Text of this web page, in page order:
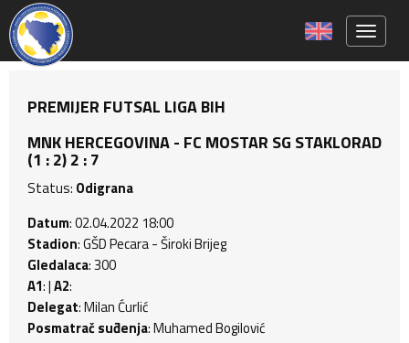
PREMIJER FUTSAL LIGA BIH
MNK HERCEGOVINA - FC MOSTAR SG STAKLORAD
(1 : 2) 2 : 7
Status: Odigrana
Datum: 02.04.2022 18:00
Stadion: GŠD Pecara - Široki Brijeg
Gledalaca: 300
A1: |A2:
Delegat: Milan Ćurlić
Posmatrač suđenja: Muhamed Bogilović